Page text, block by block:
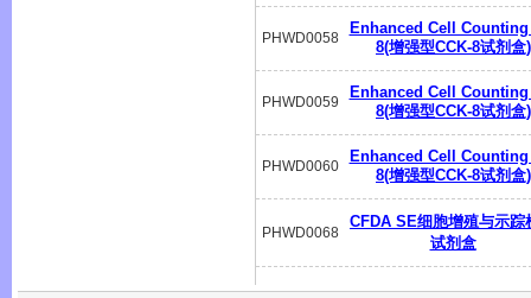
PHWD0058
Enhanced Cell
8(增强型CCK-8试剂盒)
PHWD0059
Enhanced Cell
8(增强型CCK-8试剂盒)
PHWD0060
Enhanced Cell
8(增强型CCK-8试剂盒)
PHWD0068
CFDA SE细胞增殖与示踪
试剂盒